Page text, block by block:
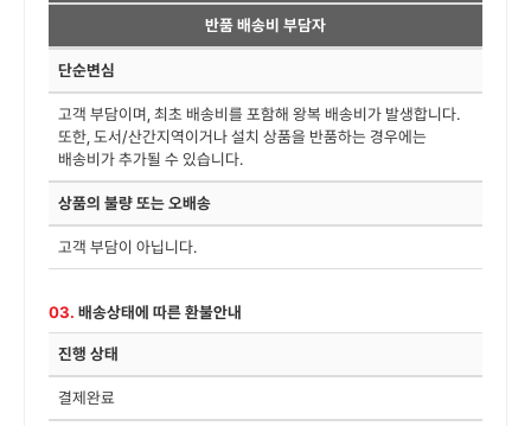
반품 배송비 부담자
단순변심
고객 부담이며, 최초 배송비를 포함해 왕복 배송비가 발생합니다.
또한, 도서/산간지역이거나 설치 상품을 반품하는 경우에는
배송비가 추가될 수 있습니다.
상품의 불량 또는 오배송
고객 부담이 아닙니다.
03. 배송상태에 따른 환불안내
진행 상태
결제완료